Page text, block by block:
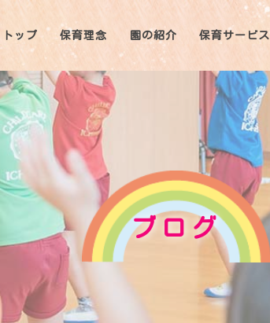
トップ 保育理念 園の紹介 保育サービス
ブログ